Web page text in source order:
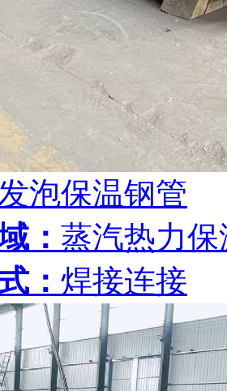
泡保温钢管
： 蒸汽热力保
： 焊接连接